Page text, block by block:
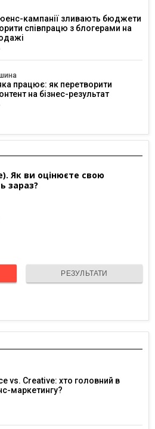
кампанії зливають бюджети
співпрацю з блогерами на
працює: як перетворити
на бізнес-результат
Як ви оцінюєте свою
зараз?
РЕЗУЛЬТАТИ
vs. Creative: хто головний в
маркетингу?